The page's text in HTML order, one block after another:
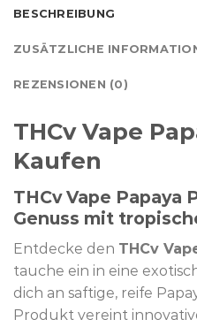
BESCHREIBUNG
ZUSÄTZLICHE
REZENSIONEN (0)
THCv Vape
Kaufen
THCv Vape Papaya
Genuss mit
Entdecke den THCv
tauche ein in eine
dich an saftige, reife
Produkt vereint